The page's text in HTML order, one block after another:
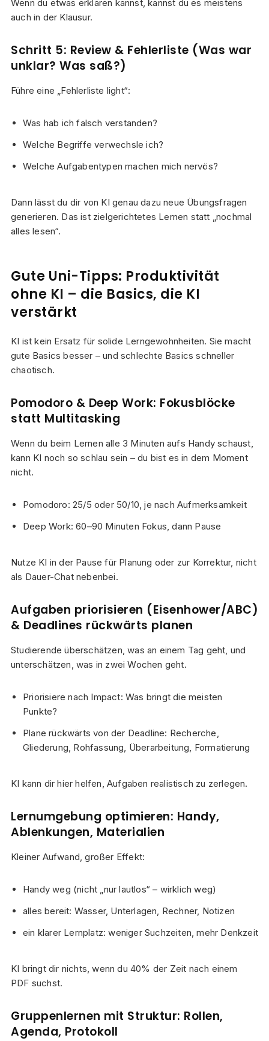
Wenn du etwas erklären kannst, kannst du es meistens
auch in der Klausur.
Schritt 5: Review & Fehlerliste (Was war
unklar? Was saß?)
Führe eine „Fehlerliste light“:
Was hab ich falsch verstanden?
Welche Begriffe verwechsle ich?
Welche Aufgabentypen machen mich nervös?
Dann lässt du dir von KI genau dazu neue Übungsfragen
generieren. Das ist zielgerichtetes Lernen statt „nochmal
alles lesen“.
Gute Uni-Tipps: Produktivität
ohne KI – die Basics, die KI
verstärkt
KI ist kein Ersatz für solide Lerngewohnheiten. Sie macht
gute Basics besser – und schlechte Basics schneller
chaotisch.
Pomodoro & Deep Work: Fokusblöcke
statt Multitasking
Wenn du beim Lernen alle 3 Minuten aufs Handy schaust,
kann KI noch so schlau sein – du bist es in dem Moment
nicht.
Pomodoro: 25/5 oder 50/10, je nach Aufmerksamkeit
Deep Work: 60–90 Minuten Fokus, dann Pause
Nutze KI in der Pause für Planung oder zur Korrektur, nicht
als Dauer-Chat nebenbei.
Aufgaben priorisieren (Eisenhower/ABC)
& Deadlines rückwärts planen
Studierende überschätzen, was an einem Tag geht, und
unterschätzen, was in zwei Wochen geht.
Priorisiere nach Impact: Was bringt die meisten
Punkte?
Plane rückwärts von der Deadline: Recherche,
Gliederung, Rohfassung, Überarbeitung, Formatierung
KI kann dir hier helfen, Aufgaben realistisch zu zerlegen.
Lernumgebung optimieren: Handy,
Ablenkungen, Materialien
Kleiner Aufwand, großer Effekt:
Handy weg (nicht „nur lautlos“ – wirklich weg)
alles bereit: Wasser, Unterlagen, Rechner, Notizen
ein klarer Lernplatz: weniger Suchzeiten, mehr Denkzeit
KI bringt dir nichts, wenn du 40% der Zeit nach einem
PDF suchst.
Gruppenlernen mit Struktur: Rollen,
Agenda, Protokoll